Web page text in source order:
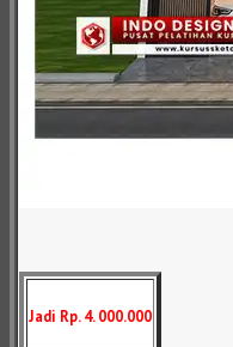
Jadi Rp. 4. 000.000